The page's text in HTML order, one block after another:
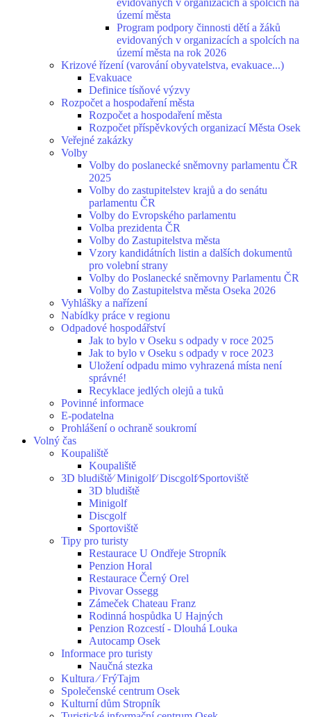
evidovaných v organizacích a spolcích na
území města
Program podpory činnosti dětí a žáků
evidovaných v organizacích a spolcích na
území města na rok 2026
Krizové řízení (varování obyvatelstva, evakuace...)
Evakuace
Definice tísňové výzvy
Rozpočet a hospodaření města
Rozpočet a hospodaření města
Rozpočet příspěvkových organizací Města Osek
Veřejné zakázky
Volby
Volby do poslanecké sněmovny parlamentu ČR
2025
Volby do zastupitelstev krajů a do senátu
parlamentu ČR
Volby do Evropského parlamentu
Volba prezidenta ČR
Volby do Zastupitelstva města
Vzory kandidátních listin a dalších dokumentů
pro volební strany
Volby do Poslanecké sněmovny Parlamentu ČR
Volby do Zastupitelstva města Oseka 2026
Vyhlášky a nařízení
Nabídky práce v regionu
Odpadové hospodářství
Jak to bylo v Oseku s odpady v roce 2025
Jak to bylo v Oseku s odpady v roce 2023
Uložení odpadu mimo vyhrazená místa není
správné!
Recyklace jedlých olejů a tuků
Povinné informace
E-podatelna
Prohlášení o ochraně soukromí
Volný čas
Koupaliště
Koupaliště
3D bludiště⁄ Minigolf⁄ Discgolf⁄Sportoviště
3D bludiště
Minigolf
Discgolf
Sportoviště
Tipy pro turisty
Restaurace U Ondřeje Stropník
Penzion Horal
Restaurace Černý Orel
Pivovar Ossegg
Zámeček Chateau Franz
Rodinná hospůdka U Hajných
Penzion Rozcestí - Dlouhá Louka
Autocamp Osek
Informace pro turisty
Naučná stezka
Kultura ⁄ FrýTajm
Společenské centrum Osek
Kulturní dům Stropník